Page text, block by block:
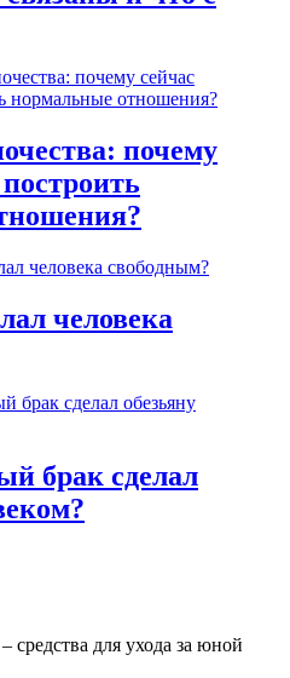
почему
человека
брак сделал
средства для ухода за юной